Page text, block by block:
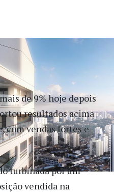
de 9% hoje depois
resultados acima
, com vendas fortes e
turbinada por um
vendida na